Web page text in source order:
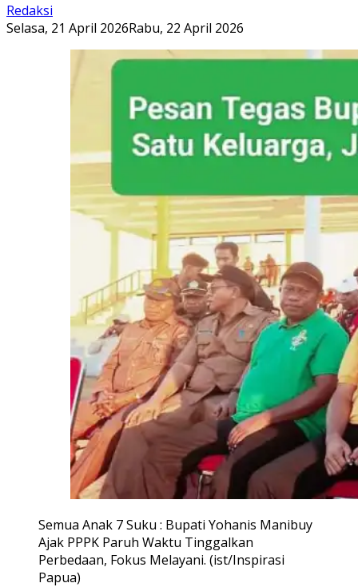
Redaksi
Selasa, 21 April 2026Rabu, 22 April 2026
Semua Anak 7 Suku : Bupati Yohanis Manibuy
Ajak PPPK Paruh Waktu Tinggalkan
Perbedaan, Fokus Melayani. (ist/Inspirasi
Papua)